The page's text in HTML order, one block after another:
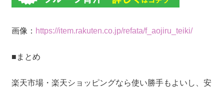
画像： https://item.rakuten.co.jp/refata/f_aojiru_teiki/
■まとめ
楽天市場・楽天ショッピングなら使い勝手もよいし、安